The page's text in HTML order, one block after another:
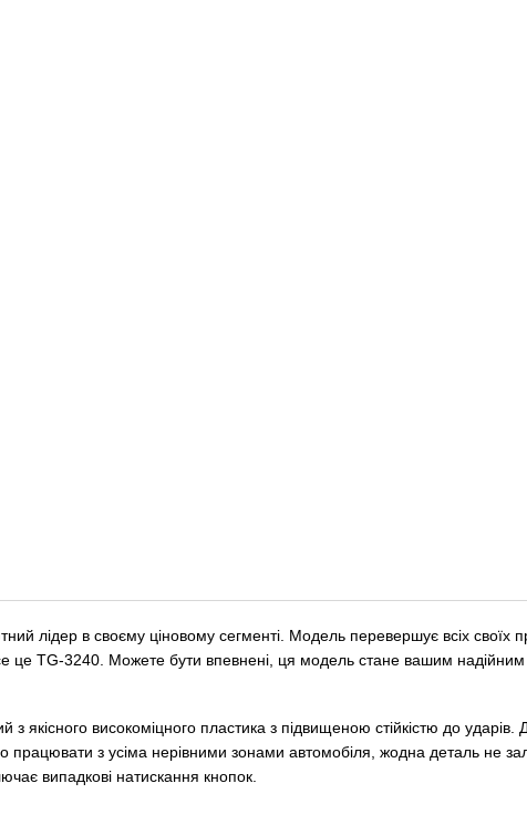
лідер в своєму ціновому сегменті. Модель перевершує всіх своїх
це TG-3240. Можете бути впевнені, ця модель стане вашим
якісного високоміцного пластика з підвищеною стійкістю до
працювати з усіма нерівними зонами автомобіля, жодна деталь не
випадкові натискання кнопок.